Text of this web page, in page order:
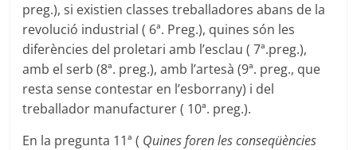
preg.), si existien classes treballadores abans de la
revolució industrial ( 6ª. Preg.), quines són les
diferències del proletari amb l’esclau ( 7ª.preg.),
amb el serb (8ª. preg.), amb l’artesà (9ª. preg., que
resta sense contestar en l’esborrany) i del
treballador manufacturer ( 10ª. preg.).
En la pregunta 11ª ( Quines foren les conseqüències